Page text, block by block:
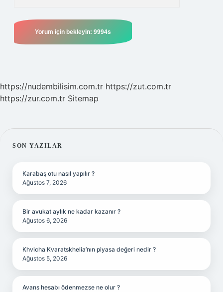
https://nudembilisim.com.tr https://zut.com.tr
https://zur.com.tr Sitemap
SIDEBAR
SON YAZILAR
Karabaş otu nasıl yapılır ?
Ağustos 7, 2026
Bir avukat aylık ne kadar kazanır ?
Ağustos 6, 2026
Khvicha Kvaratskhelia’nın piyasa değeri nedir ?
Ağustos 5, 2026
Avans hesabı ödenmezse ne olur ?